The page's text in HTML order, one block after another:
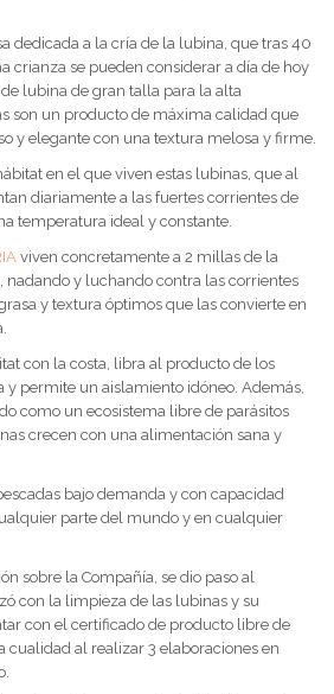
dedicada a la cría de la lubina, que tras 40
crianza se pueden considerar a día de hoy
lubina de gran talla para la alta
son un producto de máxima calidad que
y elegante con una textura melosa y firme.
en el que viven estas lubinas, que al
diariamente a las fuertes corrientes de
temperatura ideal y constante.
viven concretamente a 2 millas de la
nadando y luchando contra las corrientes
y textura óptimos que las convierte en
con la costa, libra al producto de los
y permite un aislamiento idóneo. Además,
como un ecosistema libre de parásitos
crecen con una alimentación sana y
bajo demanda y con capacidad
parte del mundo y en cualquier
sobre la Compañía, se dio paso al
con la limpieza de las lubinas y su
con el certificado de producto libre de
cualidad al realizar 3 elaboraciones en